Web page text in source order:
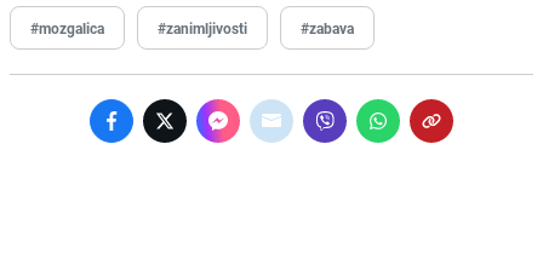
#mozgalica #zanimljivosti #zabava